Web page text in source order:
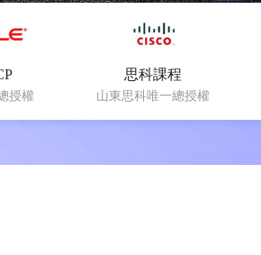
授權
思科課程
山東思科唯一總授權